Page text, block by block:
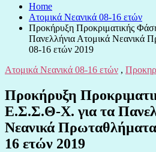
Home
Ατομικά Νεανικά 08-16 ετών
Προκήρυξη Προκριματικής
Πανελλήνια Ατομικά Νεανικά
08-16 ετών 2019
Ατομικά Νεανικά 08-16 ετών ,
Προκήρυξη
Ε.Σ.Σ.Θ-Χ. για τα
Νεανικά
16 ετών 2019